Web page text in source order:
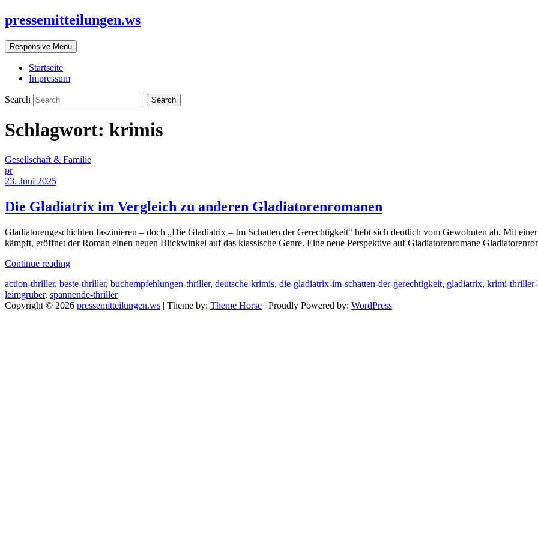
pressemitteilungen.ws
Responsive Menu
Startseite
Impressum
Search
Schlagwort: krimis
Gesellschaft & Familie
pr
23. Juni 2025
Die Gladiatrix im Vergleich zu anderen Gladiatorenromanen
Gladiatorengeschichten faszinieren – doch „Die Gladiatrix – Im Schatten der Gerechtigkeit“ hebt sich deutlich vom Gewohnten ab. Mit
kämpft, eröffnet der Roman einen neuen Blickwinkel auf das klassische Genre. Eine neue Perspektive auf Gladiatorenromane
Continue reading
action-thriller, beste-thriller, buchempfehlungen-thriller, deutsche-krimis, die-gladiatrix-im-schatten-der-gerechtigkeit, gladiatrix, krimi-thriller-
leimgruber, spannende-thriller
Copyright © 2026 pressemitteilungen.ws | Theme by: Theme Horse | Proudly Powered by: WordPress